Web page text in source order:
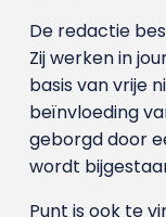
De redactie
Zij werken in
basis van vrije
beïnvloeding
geborgd door
wordt
Punt is ook te